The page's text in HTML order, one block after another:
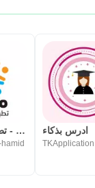
معاك - تطبيق امتحانات ادرس بذكاء
TKApplication